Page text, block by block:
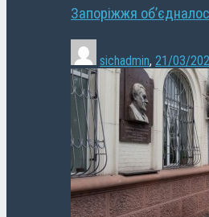
Запоріжжя
sichadmin, 21/03/